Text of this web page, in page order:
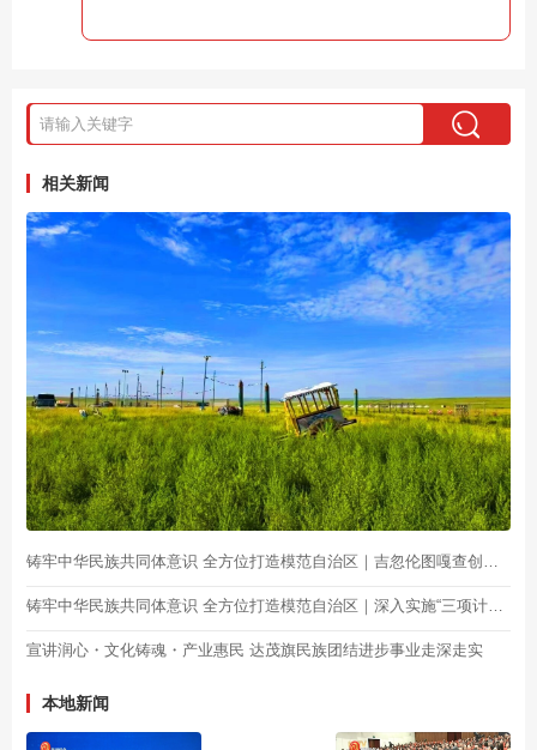
相关新闻
铸牢中华民族共同体意识 全方位打造模范自治区｜吉忽伦图嘎查创新基层治理方式
铸牢中华民族共同体意识 全方位打造模范自治区｜深入实施“三项计划” 谱写民族团结篇章
宣讲润心・文化铸魂・产业惠民 达茂旗民族团结进步事业走深走实
本地新闻